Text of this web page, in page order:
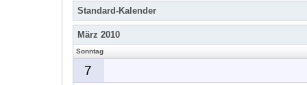
Standard-Kalender
März 2010
Sonntag
7